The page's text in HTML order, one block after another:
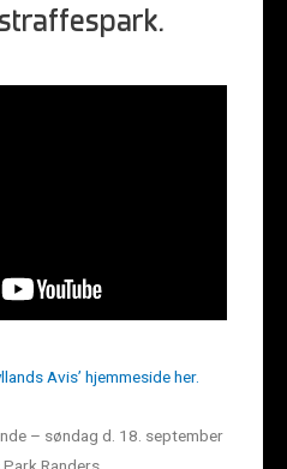
Avis’ hjemmeside her.
– søndag d. 18. september
Randers